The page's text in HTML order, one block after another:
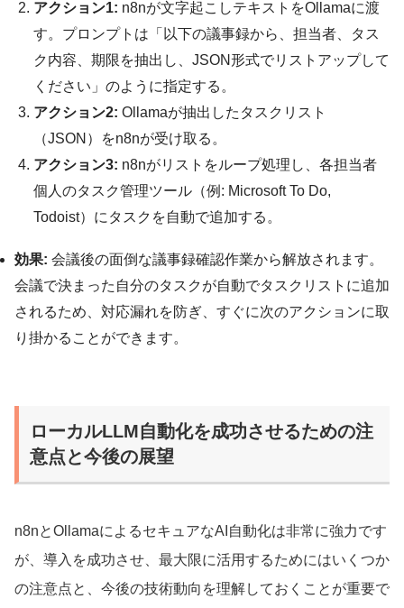
アクション1: n8nが文字起こしテキストをOllamaに渡
す。プロンプトは「以下の議事録から、担当者、タス
ク内容、期限を抽出し、JSON形式でリストアップして
ください」のように指定する。
アクション2: Ollamaが抽出したタスクリスト
（JSON）をn8nが受け取る。
アクション3: n8nがリストをループ処理し、各担当者
個人のタスク管理ツール（例: Microsoft To Do,
Todoist）にタスクを自動で追加する。
効果: 会議後の面倒な議事録確認作業から解放されます。
会議で決まった自分のタスクが自動でタスクリストに追加
されるため、対応漏れを防ぎ、すぐに次のアクションに取
り掛かることができます。
ローカルLLM自動化を成功させるための注
意点と今後の展望
n8nとOllamaによるセキュアなAI自動化は非常に強力です
が、導入を成功させ、最大限に活用するためにはいくつか
の注意点と、今後の技術動向を理解しておくことが重要で